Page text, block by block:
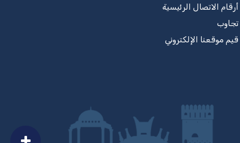
أرقام الاتصال الرئيسية
تجاوب
قيم موقعنا الإلكتروني